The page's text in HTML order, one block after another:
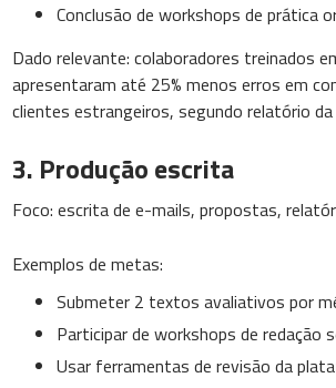
Conclusão de workshops de prática
Dado relevante: colaboradores treinados
apresentaram até 25% menos erros em
clientes estrangeiros, segundo relatório da
3. Produção escrita
Foco: escrita de e-mails, propostas,
Exemplos de metas:
Submeter 2 textos avaliativos por
Participar de workshops de redação
Usar ferramentas de revisão da